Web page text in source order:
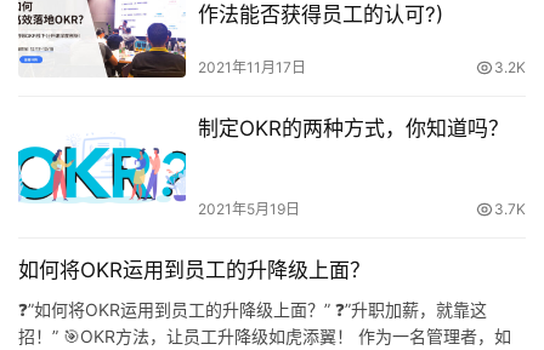
作法能否获得员工的认可?)
2021年11月17日 3.2K
制定OKR的两种方式，你知道吗？
2021年5月19日 3.7K
如何将OKR运用到员工的升降级上面？
❓”如何将OKR运用到员工的升降级上面？” ❓”升职加薪，就靠这
招！” 🎯OKR方法，让员工升降级如虎添翼！ 作为一名管理者，如